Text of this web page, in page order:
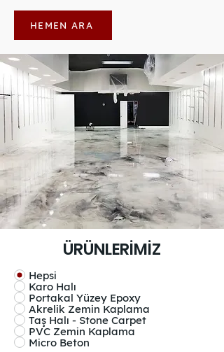
HEMEN ARA
ÜRÜNLERİMİZ
Hepsi
Karo Halı
Portakal Yüzey Epoxy
Akrelik Zemin Kaplama
Taş Halı - Stone Carpet
PVC Zemin Kaplama
Micro Beton